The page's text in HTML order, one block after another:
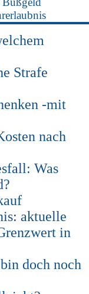
von
Strafe
-mit
nach
Was
aktuelle
in
doch noch